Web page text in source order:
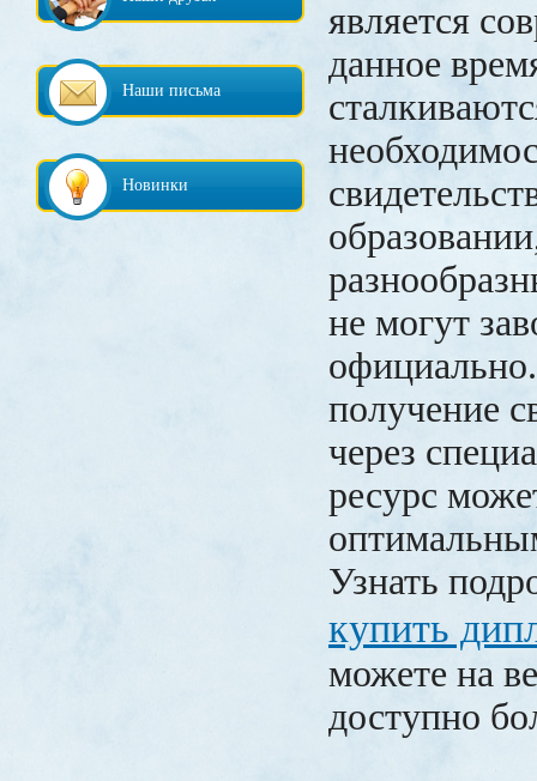
Наши письма
Новинки
является
данное
не могут
получение
через
ресурс
Узнать
купить
можете на
доступно